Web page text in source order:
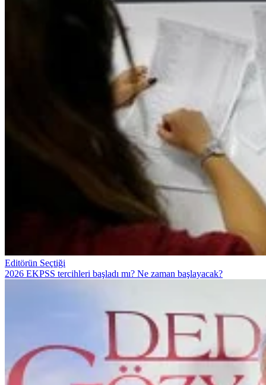
Editörün Seçtiği
2026 EKPSS tercihleri başladı mı? Ne zaman başlayacak?